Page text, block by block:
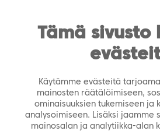
Tämä sivusto
Käytämme evästeitä
mainosten räätälöimiseen,
ominaisuuksien tukemiseen ja
analysoimiseen. Lisäksi jaamme
mainosalan ja analytiikka-alan
https://tiera.fi/name
hankkii Sarastian ICT-liiketoiminnan
TIEDOTTEET 23.9.2019